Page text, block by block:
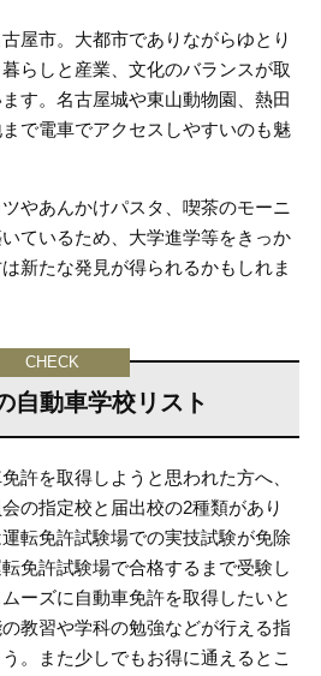
屋市。大都市でありながらゆとり
らしと産業、文化のバランスが取
す。名古屋城や東山動物園、熱田
で電車でアクセスしやすいのも魅
やあんかけパスタ、喫茶のモーニ
ているため、大学進学等をきっか
新たな発見が得られるかもしれま
自動車学校リスト
許を取得しようと思われた方へ、
の指定校と届出校の2種類があり
転免許試験場での実技試験が免除
免許試験場で合格するまで受験し
ーズに自動車免許を取得したいと
教習や学科の勉強などが行える指
。また少しでもお得に通えるとこ